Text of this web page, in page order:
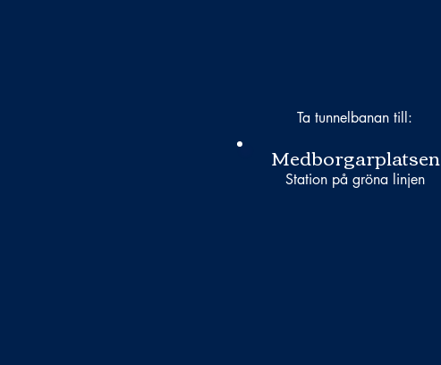
Ta tunnelbanan till:
Medborgarplatsen
Station på gröna linjen